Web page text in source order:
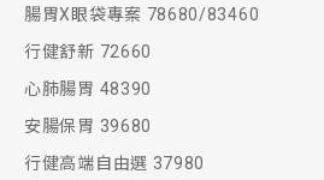
腸胃X眼袋專案 78680/83460
行健舒新 72660
心肺腸胃 48390
安腸保胃 39680
行健高端自由選 37980